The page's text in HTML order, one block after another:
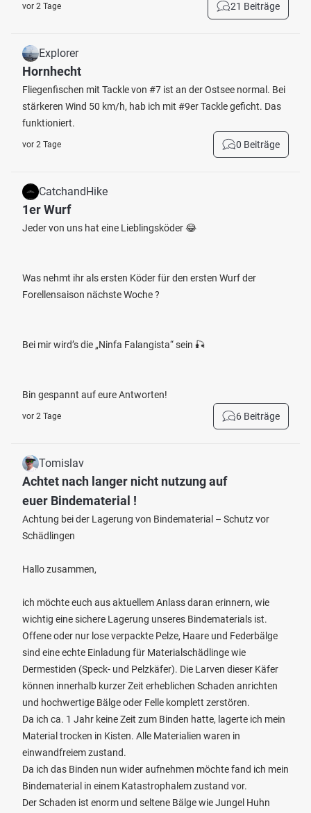
vor 2 Tage 21 Beiträge
Explorer
Hornhecht
Fliegenfischen mit Tackle von #7 ist an der Ostsee normal. Bei
stärkeren Wind 50 km/h, hab ich mit #9er Tackle geficht. Das
funktioniert.
vor 2 Tage 0 Beiträge
CatchandHike
1er Wurf
Jeder von uns hat eine Lieblingsköder 😂
Was nehmt ihr als ersten Köder für den ersten Wurf der
Forellensaison nächste Woche ?
Bei mir wird’s die „Ninfa Falangista“ sein 🎣
Bin gespannt auf eure Antworten!
vor 2 Tage 6 Beiträge
Tomislav
Achtet nach langer nicht nutzung auf
euer Bindematerial !
Achtung bei der Lagerung von Bindematerial – Schutz vor
Schädlingen
Hallo zusammen,
ich möchte euch aus aktuellem Anlass daran erinnern, wie
wichtig eine sichere Lagerung unseres Bindematerials ist.
Offene oder nur lose verpackte Pelze, Haare und Federbälge
sind eine echte Einladung für Materialschädlinge wie
Dermestiden (Speck- und Pelzkäfer). Die Larven dieser Käfer
können innerhalb kurzer Zeit erheblichen Schaden anrichten
und hochwertige Bälge oder Felle komplett zerstören.
Da ich ca. 1 Jahr keine Zeit zum Binden hatte, lagerte ich mein
Material trocken in Kisten. Alle Materialien waren in
einwandfreiem zustand.
Da ich das Binden nun wider aufnehmen möchte fand ich mein
Bindematerial in einem Katastrophalem zustand vor.
Der Schaden ist enorm und seltene Bälge wie Jungel Huhn